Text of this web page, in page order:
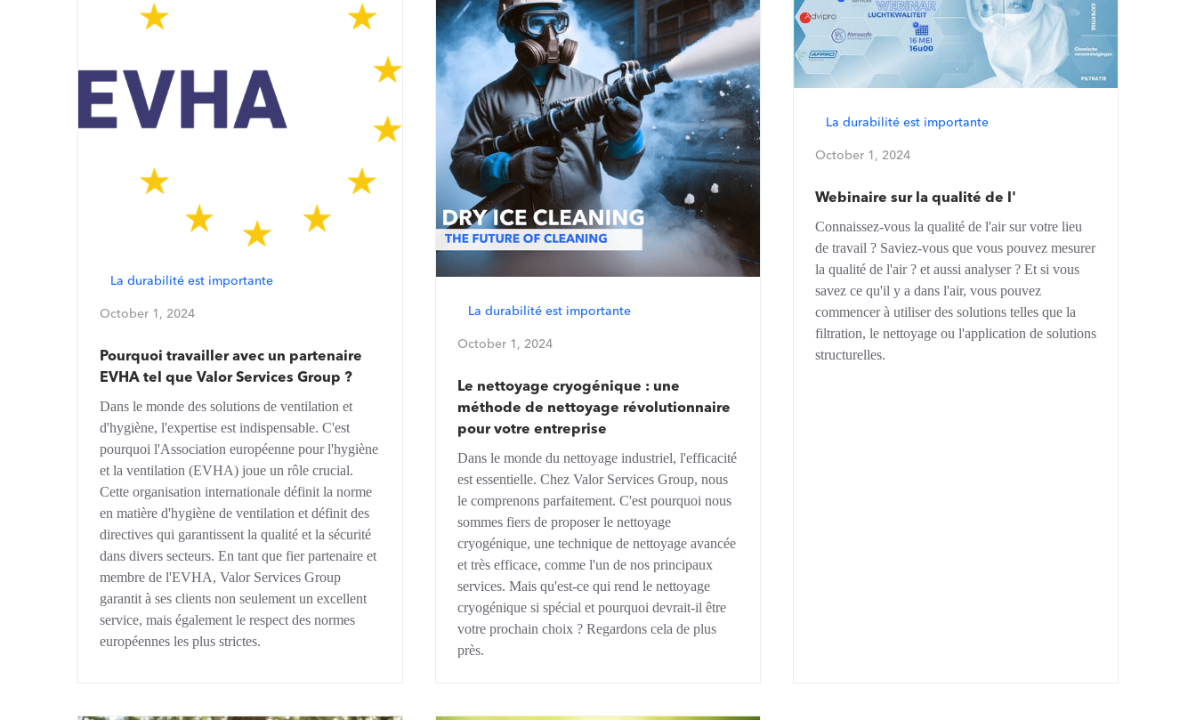
La durabilité est importante
October 1, 2024
Pourquoi travailler avec un partenaire
EVHA tel que Valor Services Group ?
Dans le monde des solutions de ventilation et
d'hygiène, l'expertise est indispensable. C'est
pourquoi l'Association européenne pour l'hygiène
et la ventilation (EVHA) joue un rôle crucial.
Cette organisation internationale définit la norme
en matière d'hygiène de ventilation et définit des
directives qui garantissent la qualité et la sécurité
dans divers secteurs. En tant que fier partenaire et
membre de l'EVHA, Valor Services Group
garantit à ses clients non seulement un excellent
service, mais également le respect des normes
européennes les plus strictes.
La durabilité est importante
October 1, 2024
Le nettoyage cryogénique : une
méthode de nettoyage révolutionnaire
pour votre entreprise
Dans le monde du nettoyage industriel, l'efficacité
est essentielle. Chez Valor Services Group, nous
le comprenons parfaitement. C'est pourquoi nous
sommes fiers de proposer le nettoyage
cryogénique, une technique de nettoyage avancée
et très efficace, comme l'un de nos principaux
services. Mais qu'est-ce qui rend le nettoyage
cryogénique si spécial et pourquoi devrait-il être
votre prochain choix ? Regardons cela de plus
près.
La durabilité est importante
October 1, 2024
Webinaire sur la qualité de l'
Connaissez-vous la qualité de l'air sur votre lieu
de travail ? Saviez-vous que vous pouvez mesurer
la qualité de l'air ? et aussi analyser ? Et si vous
savez ce qu'il y a dans l'air, vous pouvez
commencer à utiliser des solutions telles que la
filtration, le nettoyage ou l'application de solutions
structurelles.